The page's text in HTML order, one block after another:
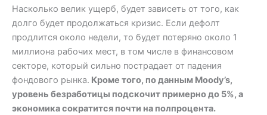
Насколько велик ущерб, будет зависеть от того, как
долго будет продолжаться кризис. Если дефолт
продлится около недели, то будет потеряно около 1
миллиона рабочих мест, в том числе в финансовом
секторе, который сильно пострадает от падения
фондового рынка. Кроме того, по данным Moody’s,
уровень безработицы подскочит примерно до 5%, а
экономика сократится почти на полпроцента.